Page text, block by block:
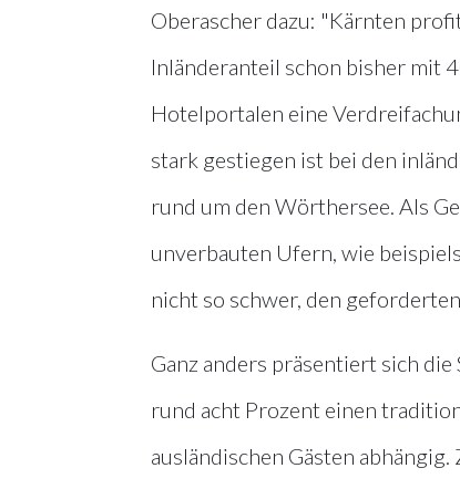
Oberascher dazu: "Kärnten
Inländeranteil schon bisher mit
Hotelportalen eine
stark gestiegen ist bei den
rund um den Wörthersee. Als
unverbauten Ufern, wie
nicht so schwer, den
Ganz anders präsentiert sich
rund acht Prozent einen
ausländischen Gästen